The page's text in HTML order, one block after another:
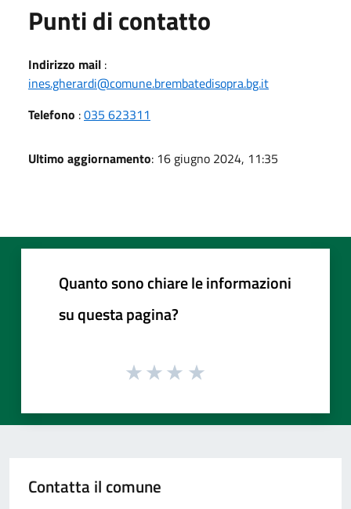
Punti di contatto
Indirizzo mail :
ines.gherardi@comune.brembatedisopra.bg.it
Telefono :035 623311
Ultimo aggiornamento: 16 giugno 2024, 11:35
Quanto sono chiare le informazioni
su questa pagina?
Contatta il comune